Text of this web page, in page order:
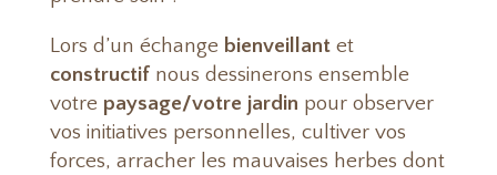
Lors d’un échange bienveillantet
constructifnous dessinerons ensemble
votre paysage/votre jardin pour observer
vos initiatives personnelles, cultiver vos
forces, arracher les mauvaises herbes dont